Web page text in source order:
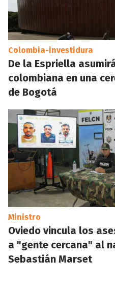
Colombia-investidura
De la Espriella
colombiana en una
de Bogotá
Ministro
Oviedo vincula los
a "gente cercana" al
Sebastián Marset